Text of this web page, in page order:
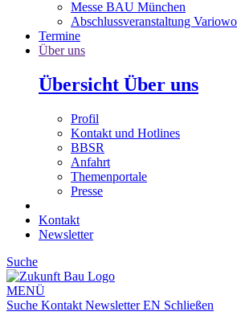
Messe BAU München
Abschlussveranstaltung
Termine
Über uns
Übersicht Über uns
Profil
Kontakt und Hotlines
BBSR
Anfahrt
Themenportale
Presse
Kontakt
Newsletter
Suche
MENÜ
Suche Kontakt NewsletterEN Schließen